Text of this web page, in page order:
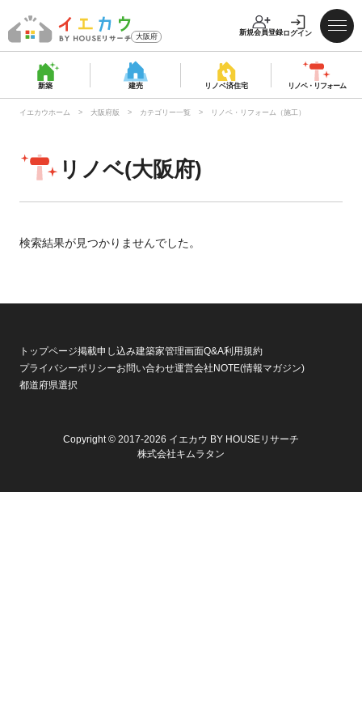
大阪府 新規会員登録ログイン
新築 建売 リノベ済住宅 リノベ・ リフォーム
イエカウホーム 大阪府版 カテゴリー一覧 リノベ・リフォーム（施工）
リノベ(大阪府)
検索結果が見つかりませんでした。
トップページ掲載申し込み建築家管理画面Q&A利用規約
プライバシーポリシーお問い合わせ運営会社NOTE(情報マガジン)
都道府県選択
Copyright © 2017-2026 イエカウ BY HOUSEリサーチ
株式会社キムラタン